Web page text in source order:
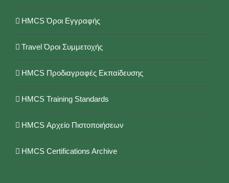
HMCS Όροι Εγγραφής
Travel Όροι Συμμετοχής
HMCS Προδιαγραφές Εκπαίδευσης
HMCS Training Standards
HMCS Αρχείο Πιστοποιήσεων
HMCS Certifications Archive